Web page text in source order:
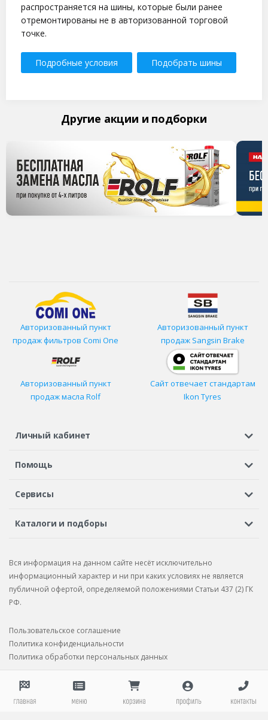
распространяется на шины, которые были ранее
отремонтированы не в авторизованной торговой
точке.
Подробные условия Подобрать шины
Другие акции и подборки
Авторизованный пункт
продаж фильтров Comi One
Авторизованный пункт
продаж Sangsin Brake
Авторизованный пункт
продаж масла Rolf
Сайт отвечает стандартам
Ikon Tyres
Личный кабинет
Регистрация или вход
Помощь
Шины в кредит
Сервисы
Автосервисы
Бонусная программа
Рекламации по услугам
Каталоги и подборы
Подбор запчастей
Каталог запчастей
Вся информация на данном сайте несёт исключительно
информационный характер и ни при каких условиях не является
публичной офертой, определяемой положениями Статьи 437 (2) ГК
РФ.
Пользовательское соглашение
Политика конфиденциальности
Политика обработки персональных данных